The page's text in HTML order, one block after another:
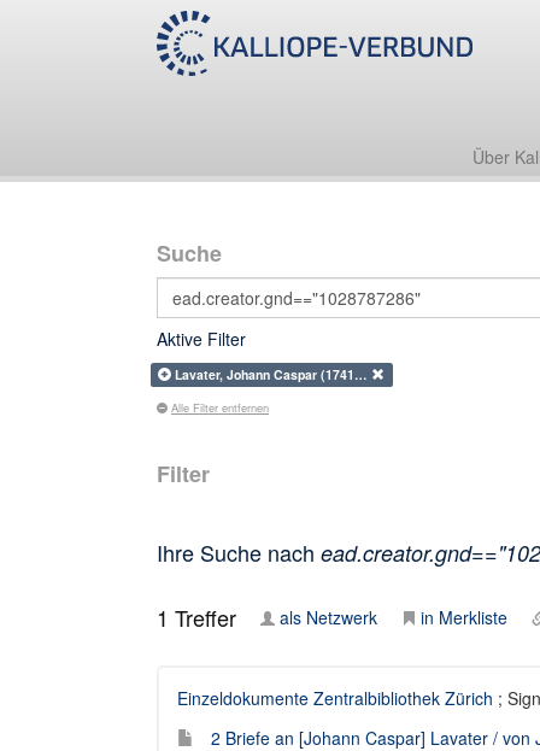
Über
Suche
Aktive Filter
Lavater, Johann Caspar (1741…
Alle Filter entfernen
Filter
Ihre Suche nach
1 Treffer als Netzwerk in Merkliste
Einzeldokumente Zentralbibliothek Zürich ;
2 Briefe an [Johann Caspar] Lavater / von